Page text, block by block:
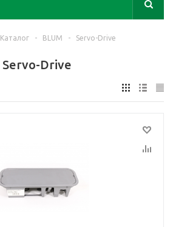
Каталог - BLUM - Servo-Drive
Servo-Drive